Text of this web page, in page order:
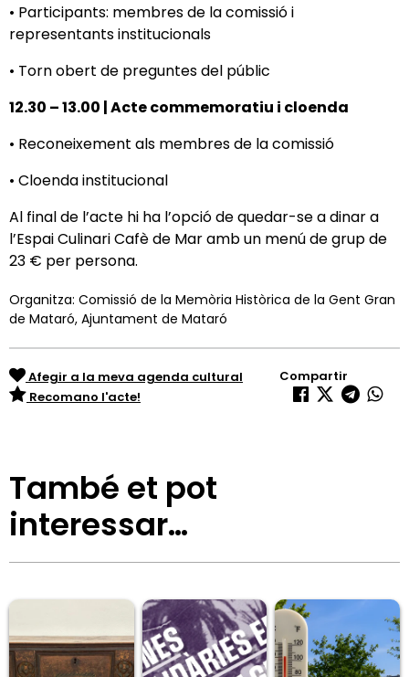
• Participants: membres de la comissió i
representants institucionals
• Torn obert de preguntes del públic
12.30 – 13.00 | Acte commemoratiu i cloenda
• Reconeixement als membres de la comissió
• Cloenda institucional
Al final de l’acte hi ha l’opció de quedar-se a dinar a
l’Espai Culinari Cafè de Mar amb un menú de grup de
23 € per persona.
Organitza: Comissió de la Memòria Històrica de la Gent Gran
de Mataró, Ajuntament de Mataró
Afegir a la meva agenda cultural
Recomano l'acte!
Compartir
També et pot
interessar…